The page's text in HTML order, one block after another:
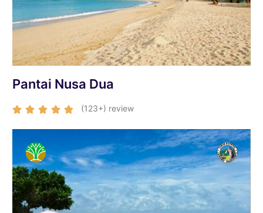
Pantai Nusa Dua
     (123+) review